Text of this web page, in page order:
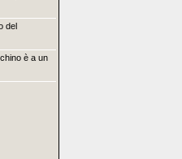
del
è a un